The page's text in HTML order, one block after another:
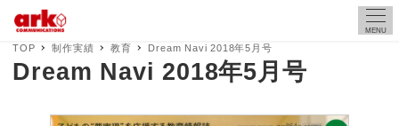
MENU
TOP 制作実績 教育 Dream Navi 2018年5月号
Dream Navi 2018年5月号